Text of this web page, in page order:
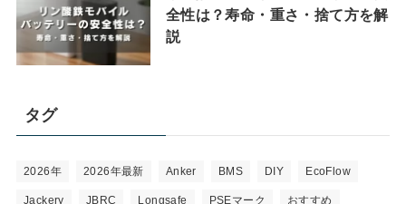
全性は？寿命・重さ・捨て方を解
説
タグ
2026年 2026年最新 Anker BMS DIY EcoFlow
Jackery JBRC Longsafe PSEマーク おすすめ